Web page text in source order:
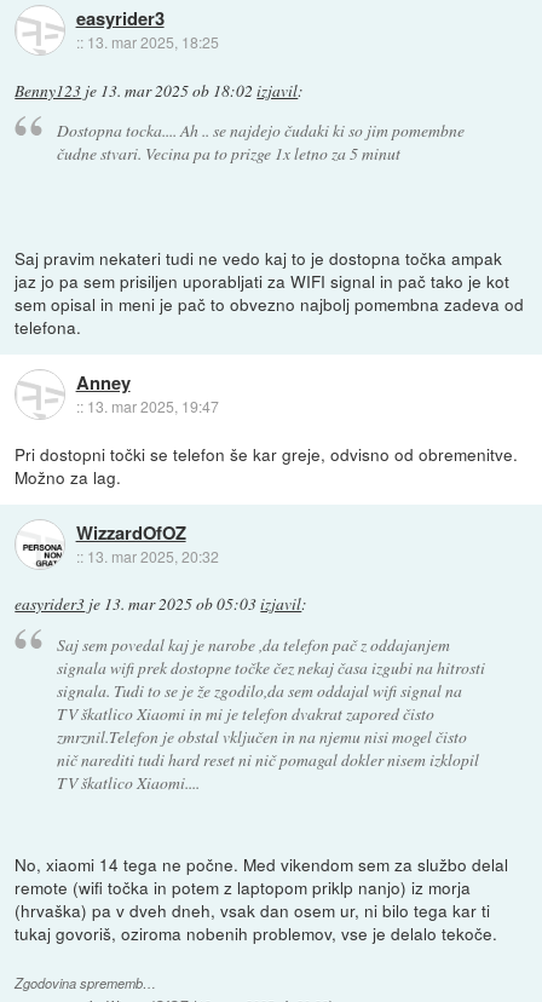
easyrider3
:: 13. mar 2025, 18:25
Benny123 je 13. mar 2025 ob 18:02 izjavil:
Dostopna tocka.... Ah .. se najdejo čudaki ki so jim pomembne
čudne stvari. Vecina pa to prizge 1x letno za 5 minut
Saj pravim nekateri tudi ne vedo kaj to je dostopna točka ampak
jaz jo pa sem prisiljen uporabljati za WIFI signal in pač tako je kot
sem opisal in meni je pač to obvezno najbolj pomembna zadeva od
telefona.
Anney
:: 13. mar 2025, 19:47
Pri dostopni točki se telefon še kar greje, odvisno od obremenitve.
Možno za lag.
WizzardOfOZ
:: 13. mar 2025, 20:32
easyrider3 je 13. mar 2025 ob 05:03izjavil:
Saj sem povedal kaj je narobe ,da telefon pač z oddajanjem
signala wifi prek dostopne točke čez nekaj časa izgubi na hitrosti
signala. Tudi to se je že zgodilo,da sem oddajal wifi signal na
TV škatlico Xiaomi in mi je telefon dvakrat zapored čisto
zmrznil.Telefon je obstal vključen in na njemu nisi mogel čisto
nič narediti tudi hard reset ni nič pomagal dokler nisem izklopil
TV škatlico Xiaomi....
No, xiaomi 14 tega ne počne. Med vikendom sem za službo delal
remote (wifi točka in potem z laptopom priklp nanjo) iz morja
(hrvaška) pa v dveh dneh, vsak dan osem ur, ni bilo tega kar ti
tukaj govoriš, oziroma nobenih problemov, vse je delalo tekoče.
Zgodovina sprememb…